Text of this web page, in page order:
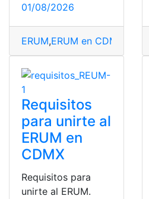
01/08/2026
ERUM,ERUM en CDMX
Requisitos
para unirte al
ERUM en
CDMX
Requisitos para
unirte al ERUM.